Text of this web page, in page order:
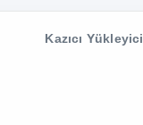
Kazıcı Yükleyici